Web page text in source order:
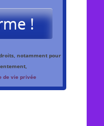
!
notamment pour
de vie privée